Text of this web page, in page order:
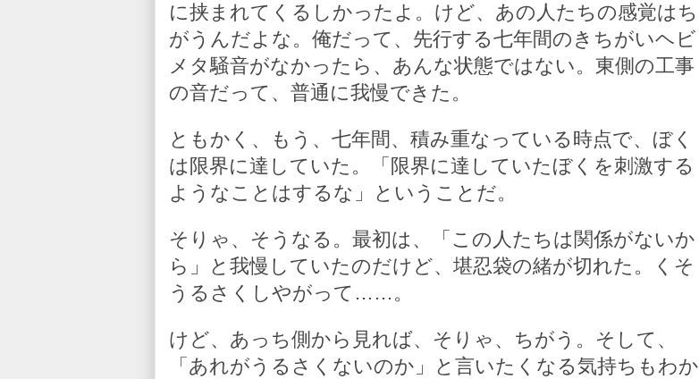
に挟まれてくるしかったよ。けど、あの人たちの感覚はち
がうんだよな。俺だって、先行する七年間のきちがいヘビ
メタ騒音がなかったら、あんな状態ではない。東側の工事
の音だって、普通に我慢できた。
ともかく、もう、七年間、積み重なっている時点で、ぼく
は限界に達していた。「限界に達していたぼくを刺激する
ようなことはするな」ということだ。
そりゃ、そうなる。最初は、「この人たちは関係がないか
ら」と我慢していたのだけど、堪忍袋の緒が切れた。くそ
うるさくしやがって……。
けど、あっち側から見れば、そりゃ、ちがう。そして、
「あれがうるさくないのか」と言いたくなる気持ちもわか